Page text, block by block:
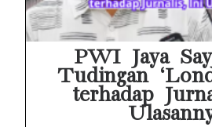
PWI Jaya
Tudingan
terhadap